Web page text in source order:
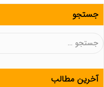
جستجو
جستجو
آخرین مطالب